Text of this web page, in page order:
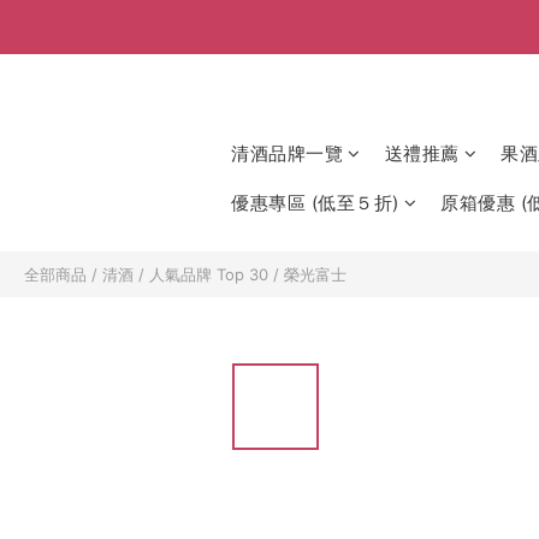
清酒品牌一覽 送禮推薦 果
優惠專區 (低至５折) 原箱優惠 (
全部商品 / 清酒 / 人氣品牌 Top 30 / 榮光富士